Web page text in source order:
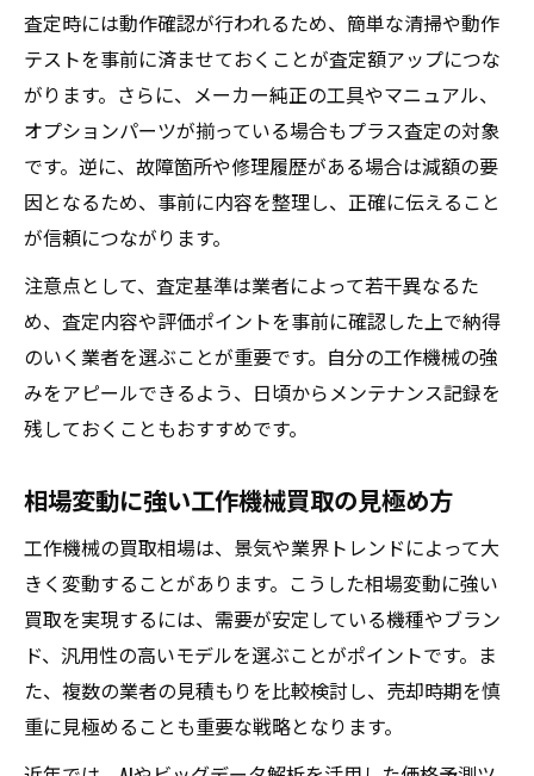
査定時には動作確認が行われるため、簡単な清掃や動作
テストを事前に済ませておくことが査定額アップにつな
がります。さらに、メーカー純正の工具やマニュアル、
オプションパーツが揃っている場合もプラス査定の対象
です。逆に、故障箇所や修理履歴がある場合は減額の要
因となるため、事前に内容を整理し、正確に伝えること
が信頼につながります。
注意点として、査定基準は業者によって若干異なるた
め、査定内容や評価ポイントを事前に確認した上で納得
のいく業者を選ぶことが重要です。自分の工作機械の強
みをアピールできるよう、日頃からメンテナンス記録を
残しておくこともおすすめです。
相場変動に強い工作機械買取の見極め方
工作機械の買取相場は、景気や業界トレンドによって大
きく変動することがあります。こうした相場変動に強い
買取を実現するには、需要が安定している機種やブラン
ド、汎用性の高いモデルを選ぶことがポイントです。ま
た、複数の業者の見積もりを比較検討し、売却時期を慎
重に見極めることも重要な戦略となります。